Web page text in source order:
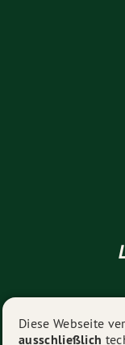
Diese Webseite
ausschließlich